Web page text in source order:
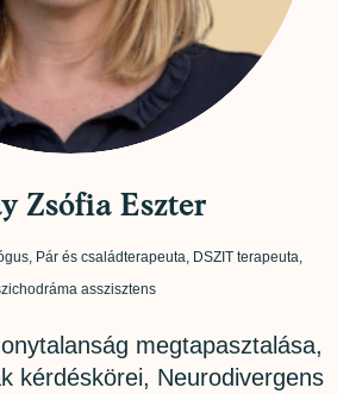
Zsófia Eszter
Pár és családterapeuta, DSZIT terapeuta,
asszisztens
megtapasztalása,
kérdéskörei, Neurodivergens